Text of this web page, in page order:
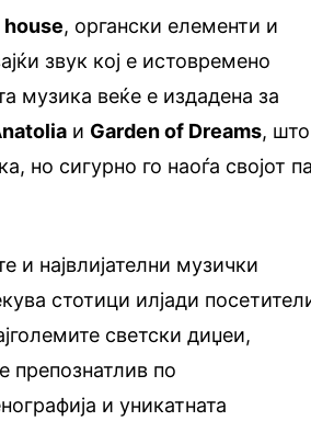
, органски елементи и
звук кој е истовремено
музика веќе е издадена за
и Garden of Dreams,
но сигурно го наоѓа својот
и највлијателни музички
стотици илјади
светски диџеи,
препознатлив по
и уникатната